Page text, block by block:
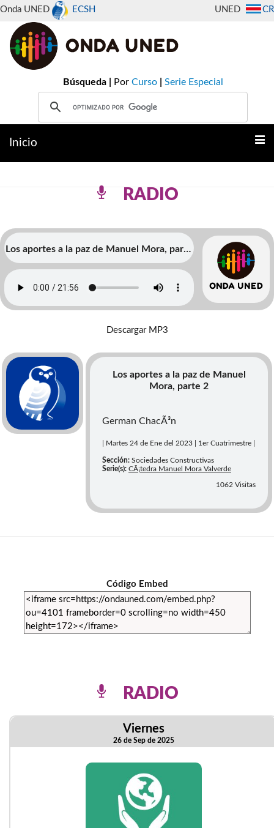
Onda UNED ECSH CR
UNED
Búsqueda | Por Curso Serie Especial
Inicio
RADIO
Los aportes a la paz de Manuel Mora, parte
2
Descargar MP3
Los aportes a la paz de Manuel
Mora, parte 2
German ChacÃ³n
| Martes 24 de Ene del 2023 | 1er Cuatrimestre |
Sección: Sociedades Constructivas
Serie(s): CÃ¡tedra Manuel Mora Valverde
1062 Visitas
Código Embed
RADIO
Viernes
26 de Sep de 2025